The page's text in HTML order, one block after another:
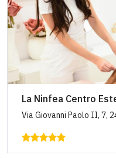
La Ninfea Centro
Via Giovanni Paolo II, 7,